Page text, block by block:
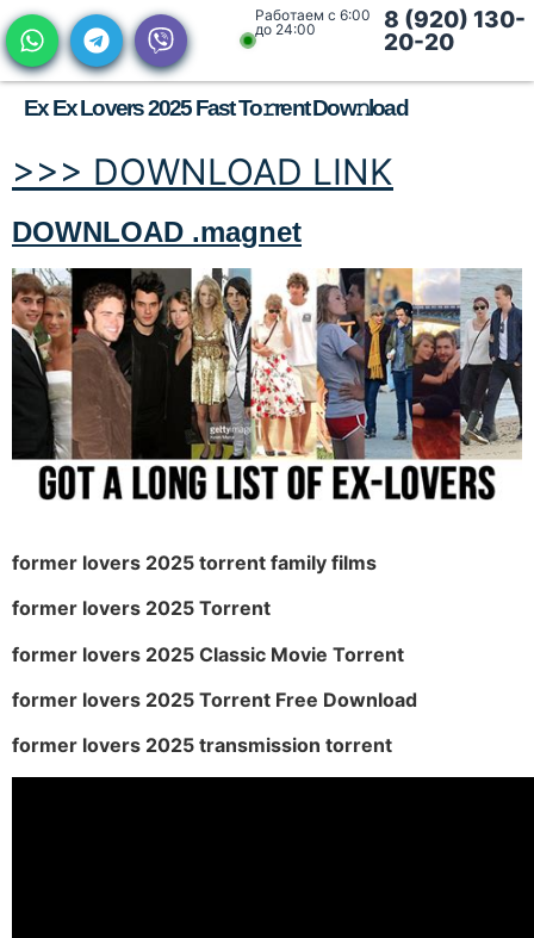
Работаем с 6:00
до 24:00
8 (920) 130-
20-20
Ex Ex Lovers 2025 Fast To𝚛rent Dow𝚗load
>>> DOWNLOAD LINK
DOWNLOAD .magnet
former lovers 2025 torrent family films
former lovers 2025 Torrent
former lovers 2025 Classic Movie Torrent
former lovers 2025 Torrent Free Download
former lovers 2025 transmission torrent